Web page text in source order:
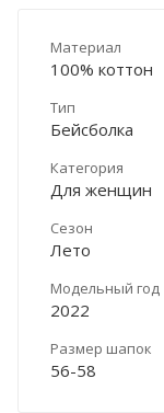
Материал
100% коттон
Тип
Бейсболка
Категория
Для женщин
Сезон
Лето
Модельный год
2022
Размер шапок
56-58